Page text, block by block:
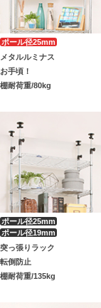
メタルルミナス
お手頃！
棚耐荷重/80kg
突っ張りラック
転倒防止
棚耐荷重/135kg